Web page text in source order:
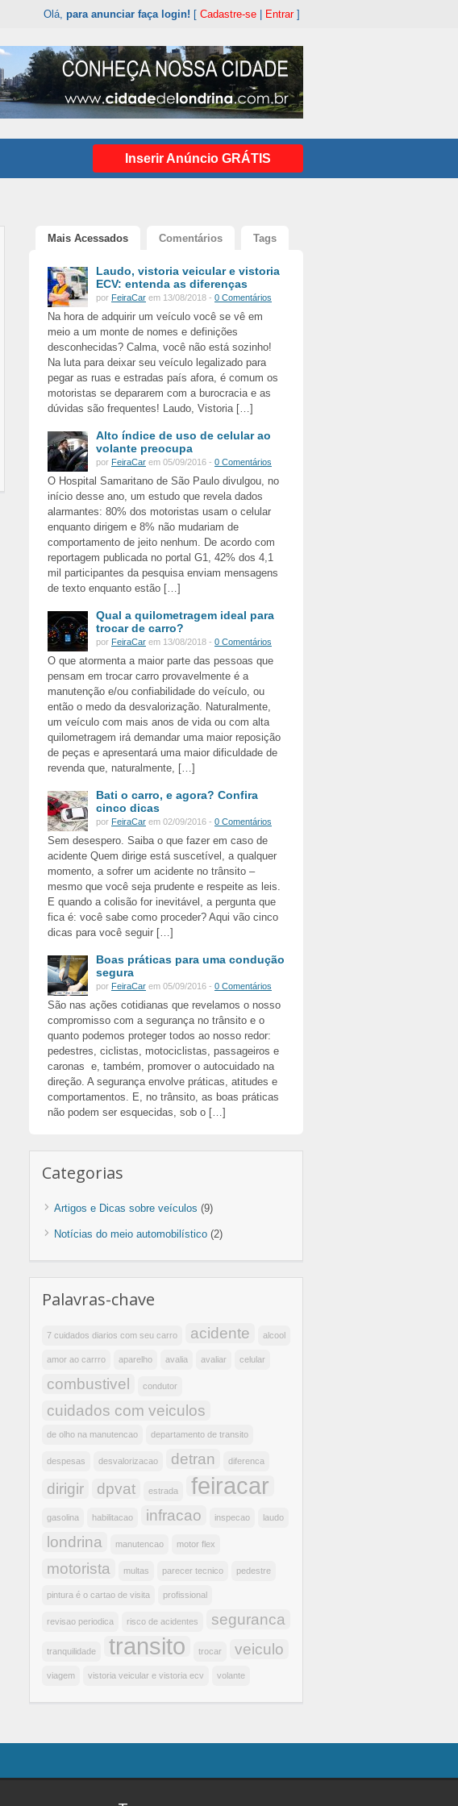
Olá, para anunciar faça login! [ Cadastre-se Entrar]
Inserir Anúncio GRÁTIS
Mais Acessados Comentários Tags
Laudo, vistoria veicular e vistoria
ECV: entenda as diferenças
por FeiraCar em 13/08/2018 - 0 Comentários
Na hora de adquirir um veículo você se vê em
meio a um monte de nomes e definições
desconhecidas? Calma, você não está sozinho!
Na luta para deixar seu veículo legalizado para
pegar as ruas e estradas país afora, é comum os
motoristas se depararem com a burocracia e as
dúvidas são frequentes! Laudo, Vistoria […]
Alto índice de uso de celular ao
volante preocupa
por FeiraCar em 05/09/2016 - 0 Comentários
O Hospital Samaritano de São Paulo divulgou, no
início desse ano, um estudo que revela dados
alarmantes: 80% dos motoristas usam o celular
enquanto dirigem e 8% não mudariam de
comportamento de jeito nenhum. De acordo com
reportagem publicada no portal G1, 42% dos 4,1
mil participantes da pesquisa enviam mensagens
de texto enquanto estão […]
Qual a quilometragem ideal para
trocar de carro?
por FeiraCar em 13/08/2018 - 0 Comentários
O que atormenta a maior parte das pessoas que
pensam em trocar carro provavelmente é a
manutenção e/ou confiabilidade do veículo, ou
então o medo da desvalorização. Naturalmente,
um veículo com mais anos de vida ou com alta
quilometragem irá demandar uma maior reposição
de peças e apresentará uma maior dificuldade de
revenda que, naturalmente, […]
Bati o carro, e agora? Confira
cinco dicas
por FeiraCar em 02/09/2016 - 0 Comentários
Sem desespero. Saiba o que fazer em caso de
acidente Quem dirige está suscetível, a qualquer
momento, a sofrer um acidente no trânsito –
mesmo que você seja prudente e respeite as leis.
E quando a colisão for inevitável, a pergunta que
fica é: você sabe como proceder? Aqui vão cinco
dicas para você seguir […]
Boas práticas para uma condução
segura
por FeiraCar em 05/09/2016 - 0 Comentários
São nas ações cotidianas que revelamos o nosso
compromisso com a segurança no trânsito e o
quanto podemos proteger todos ao nosso redor:
pedestres, ciclistas, motociclistas, passageiros e
caronas e, também, promover o autocuidado na
direção. A segurança envolve práticas, atitudes e
comportamentos. E, no trânsito, as boas práticas
não podem ser esquecidas, sob o […]
Categorias
Artigos e Dicas sobre veículos (9)
Notícias do meio automobilístico (2)
Palavras-chave
7 cuidados diarios com seu carro acidente alcool
amor ao carrro aparelho avalia avaliar celular
combustivel condutor
cuidados com veiculos
de olho na manutencao departamento de transito
despesas desvalorizacao detran diferenca
dirigir dpvat estrada feiracar
gasolina habilitacao infracao inspecao laudo
londrina manutencao motor flex
motorista multas parecer tecnico pedestre
pintura é o cartao de visita profissional
revisao periodica risco de acidentes seguranca
tranquilidade transito trocar veiculo
viagem vistoria veicular e vistoria ecv volante